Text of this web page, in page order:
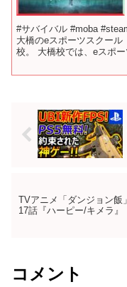
#サバイバル #moba
大橋のeスポーツスクー
校。 大橋校では、eスポ
TVアニメ「ダンジョン飯
17話『ハーピー/キメラ』
コメント